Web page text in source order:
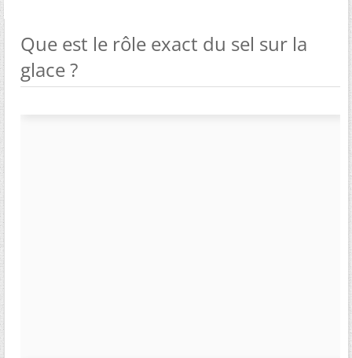
Que est le rôle exact du sel sur la
glace ?